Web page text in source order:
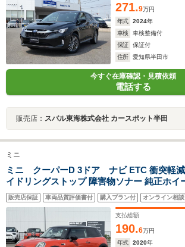
271.9万円
年式
2024年
車検
車検整備付
保証
保証付
住所
愛知県半田市
今すぐ在庫確認・見積依頼
電話する
販売店： スバル東海株式会社 カースポット半田
ミニ
ミニ クーパーD 3ドア ナビ ETC 衝突軽
イドリングストップ 障害物ソナー
販売店保証 車両品質評価書付 購入プラン付 オンライン相
支払総額
190.6万円
年式
2020年